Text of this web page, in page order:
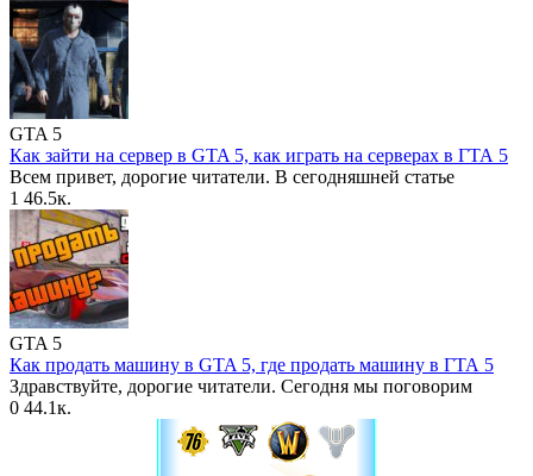
GTA 5
Как зайти на сервер в GTA 5, как играть на серверах в ГТА 5
Всем привет, дорогие читатели. В сегодняшней статье
1 46.5к.
GTA 5
Как продать машину в GTA 5, где продать машину в ГТА 5
Здравствуйте, дорогие читатели. Сегодня мы поговорим
0 44.1к.